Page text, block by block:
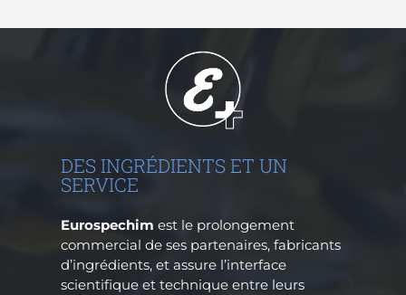
Contact
RGPD
DES INGRÉDIENTS ET UN
SERVICE
Eurospechim est le prolongement
commercial de ses partenaires, fabricants
d’ingrédients, et assure l’interface
scientifique et technique entre leurs